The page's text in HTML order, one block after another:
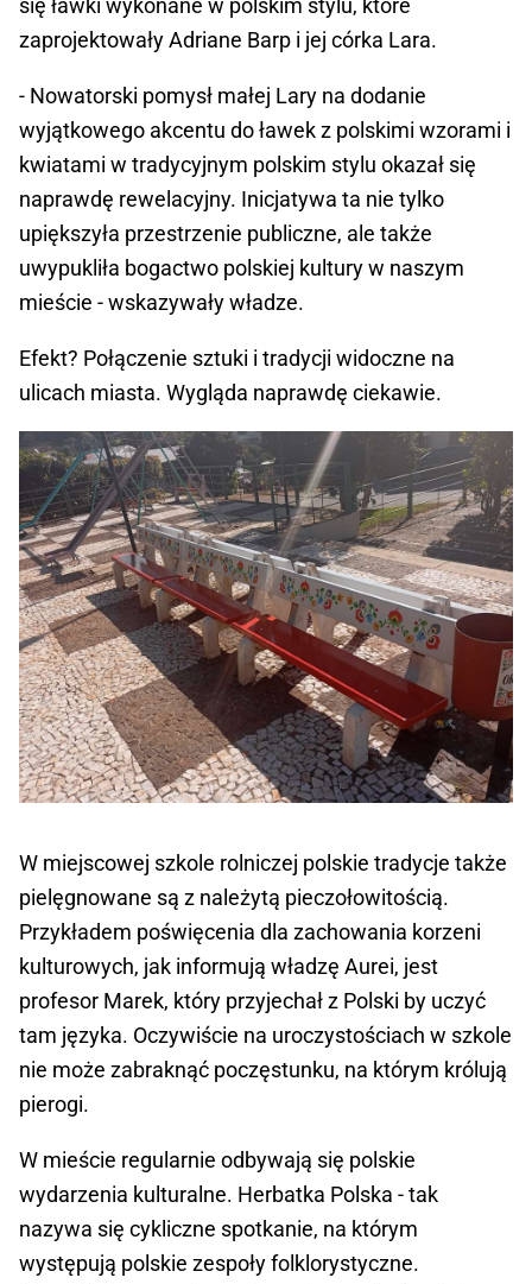
się ławki wykonane w polskim stylu, które
zaprojektowały Adriane Barp i jej córka Lara.
- Nowatorski pomysł małej Lary na dodanie
wyjątkowego akcentu do ławek z polskimi wzorami i
kwiatami w tradycyjnym polskim stylu okazał się
naprawdę rewelacyjny. Inicjatywa ta nie tylko
upiększyła przestrzenie publiczne, ale także
uwypukliła bogactwo polskiej kultury w naszym
mieście - wskazywały władze.
Efekt? Połączenie sztuki i tradycji widoczne na
ulicach miasta. Wygląda naprawdę ciekawie.
W miejscowej szkole rolniczej polskie tradycje także
pielęgnowane są z należytą pieczołowitością.
Przykładem poświęcenia dla zachowania korzeni
kulturowych, jak informują władzę Aurei, jest
profesor Marek, który przyjechał z Polski by uczyć
tam języka. Oczywiście na uroczystościach w szkole
nie może zabraknąć poczęstunku, na którym królują
pierogi.
W mieście regularnie odbywają się polskie
wydarzenia kulturalne. Herbatka Polska - tak
nazywa się cykliczne spotkanie, na którym
występują polskie zespoły folklorystyczne.